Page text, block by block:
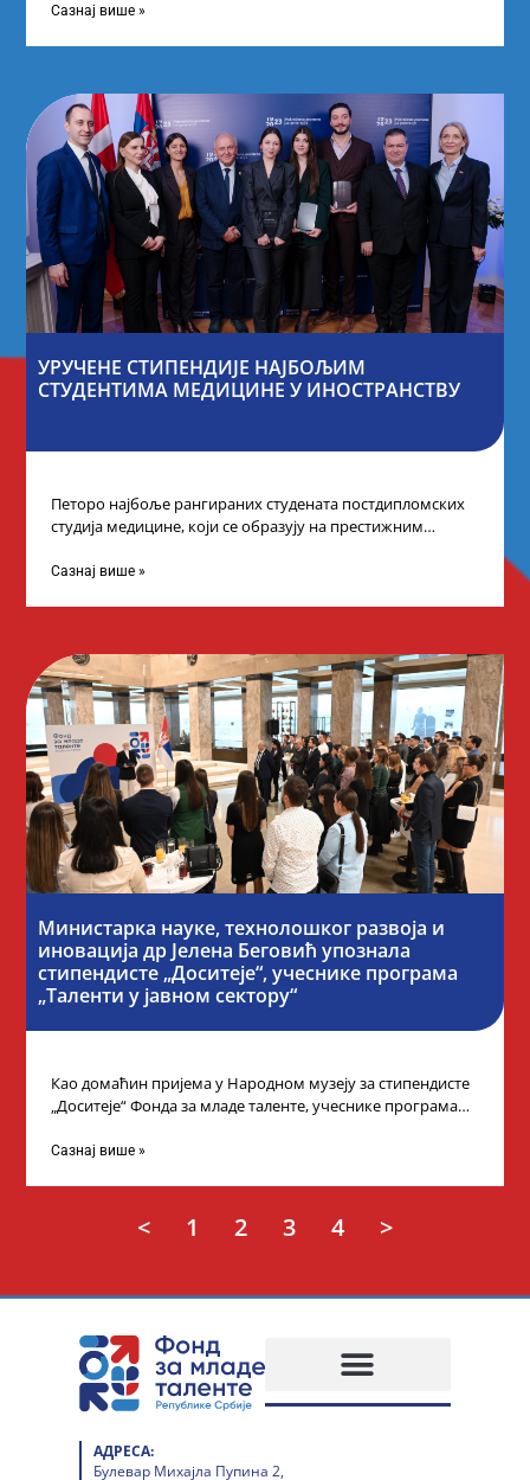
догађају су се
Сазнај више »
УРУЧЕНЕ СТИПЕНДИЈЕ НАЈБОЉИМ
СТУДЕНТИМА МЕДИЦИНЕ У ИНОСТРАНСТВУ
Петоро најбоље рангираних студената постдипломских
студија медицине, који се образују на престижним
стипендије од
Сазнај више »
Министарка науке, технолошког развоја и
иновација др Јелена Беговић упознала
стипендисте „Доситеје“, учеснике програма
„Таленти у јавном сектору“
Као домаћин пријема у Народном музеју за стипендисте
„Доситеје“ Фонда за младе таленте, учеснике програма
Сазнај више »
< 1 2 3 4 >
АДРЕСА:
Булевар Михајла Пупина 2,